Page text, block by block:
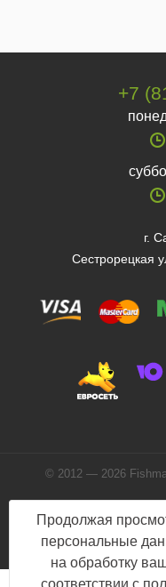
+7
г.
Сестрорецкая
© 2012 — 2026
Продолжая
персональные
на обработку
соответствии с